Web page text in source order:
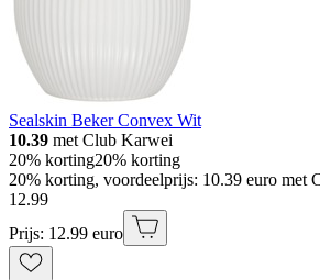
Sealskin Beker Convex Wit
10.39 met Club Karwei
20% korting20% korting
20% korting, voordeelprijs: 10.39 euro met
12.99
Prijs: 12.99 euro